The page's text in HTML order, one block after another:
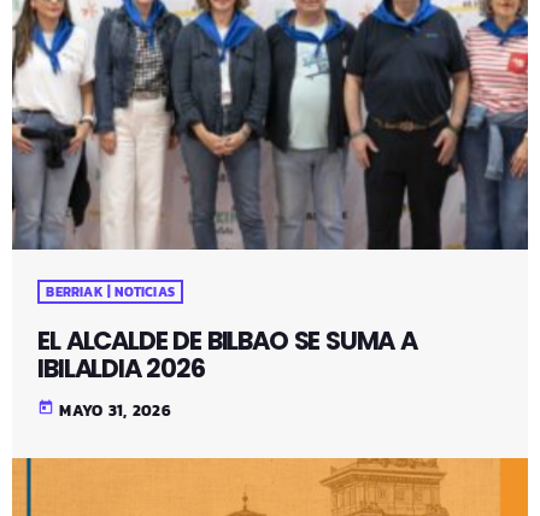
BERRIAK | NOTICIAS
EL ALCALDE DE BILBAO SE SUMA A
IBILALDIA 2026
today MAYO 31, 2026